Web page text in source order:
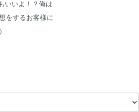
いいよ！？俺は
をするお客様に